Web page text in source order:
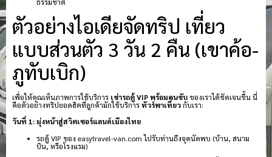
ตัวอย่างไอเดียจัดทริป เที่ยว
แบบส่วนตัว 3 วัน 2 คืน (เขาค้อ-
ภูทับเบิก)
เพื่อให้คุณเห็นภาพการใช้บริการ เช่ารถตู้ VIP พร้อมคนขับ ของเราได้ชัดเจนขึ้น นี่
คือตัวอย่างทริปยอดฮิตที่ลูกค้ามักใช้บริการทัวร์พาเที่ยวกับเรา:
วันที่ 1: มุ่งหน้าสู่สวิตเซอร์แลนด์เมืองไทย
รถตู้ VIP ของ easytravel-van.com ไปรับท่านถึงจุดนัดพบ (บ้าน, สนาม
บิน, หรือโรงแรม)